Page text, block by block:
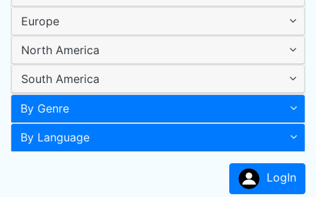
Europe
North America
South America
By Genre
By Language
LogIn